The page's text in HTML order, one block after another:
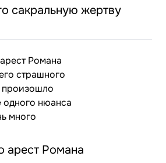
сакральную жертву
арест Романа